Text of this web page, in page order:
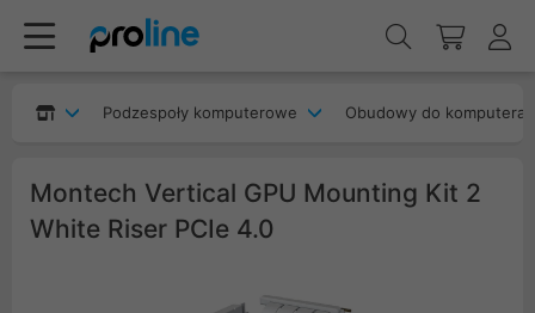
Podzespoły komputerowe Obudowy do komputera
Montech Vertical GPU Mounting Kit 2
White Riser PCIe 4.0